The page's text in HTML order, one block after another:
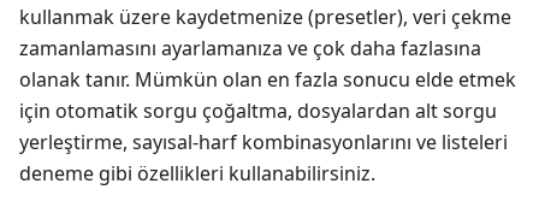
kullanmak üzere kaydetmenize (presetler), veri çekme
zamanlamasını ayarlamanıza ve çok daha fazlasına
olanak tanır. Mümkün olan en fazla sonucu elde etmek
için otomatik sorgu çoğaltma, dosyalardan alt sorgu
yerleştirme, sayısal-harf kombinasyonlarını ve listeleri
deneme gibi özellikleri kullanabilirsiniz.